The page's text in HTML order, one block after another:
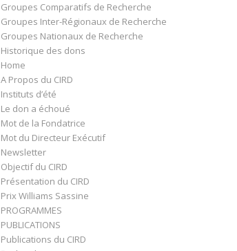
Groupes Comparatifs de Recherche
Groupes Inter-Régionaux de Recherche
Groupes Nationaux de Recherche
Historique des dons
Home
A Propos du CIRD
Instituts d’été
Le don a échoué
Mot de la Fondatrice
Mot du Directeur Exécutif
Newsletter
Objectif du CIRD
Présentation du CIRD
Prix Williams Sassine
PROGRAMMES
PUBLICATIONS
Publications du CIRD